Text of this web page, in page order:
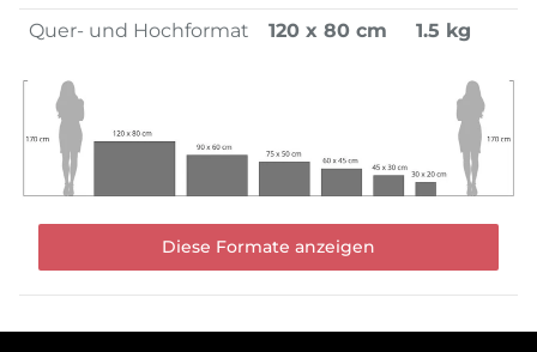
Quer- und Hochformat
120 x 80 cm 1.5 kg
Diese Formate anzeigen